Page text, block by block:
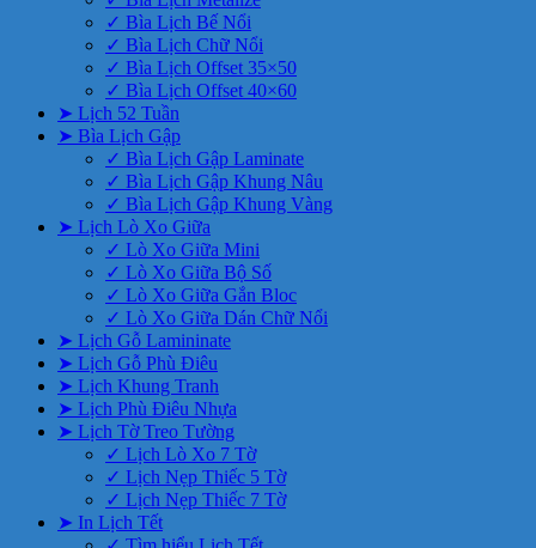
✓ Bìa Lịch Bế Nổi
✓ Bìa Lịch Chữ Nổi
✓ Bìa Lịch Offset 35×50
✓ Bìa Lịch Offset 40×60
➤ Lịch 52 Tuần
➤ Bìa Lịch Gập
✓ Bìa Lịch Gập Laminate
✓ Bìa Lịch Gập Khung Nâu
✓ Bìa Lịch Gập Khung Vàng
➤ Lịch Lò Xo Giữa
✓ Lò Xo Giữa Mini
✓ Lò Xo Giữa Bộ Số
✓ Lò Xo Giữa Gắn Bloc
✓ Lò Xo Giữa Dán Chữ Nổi
➤ Lịch Gỗ Lamininate
➤ Lịch Gỗ Phù Điêu
➤ Lịch Khung Tranh
➤ Lịch Phù Điêu Nhựa
➤ Lịch Tờ Treo Tường
✓ Lịch Lò Xo 7 Tờ
✓ Lịch Nẹp Thiếc 5 Tờ
✓ Lịch Nẹp Thiếc 7 Tờ
➤ In Lịch Tết